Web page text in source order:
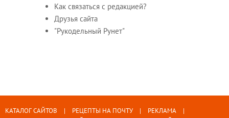
Как связаться с редакцией?
Друзья сайта
"Рукодельный Рунет"
КАТАЛОГ САЙТОВ РЕЦЕПТЫ НА ПОЧТУ
РЕКЛАМА